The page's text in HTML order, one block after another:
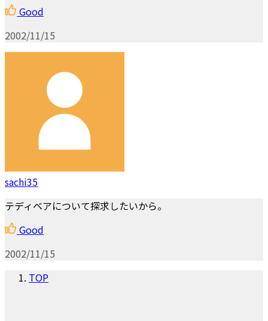
Good
2002/11/15
sachi35
テディベアについて探求したいから。
Good
2002/11/15
TOP